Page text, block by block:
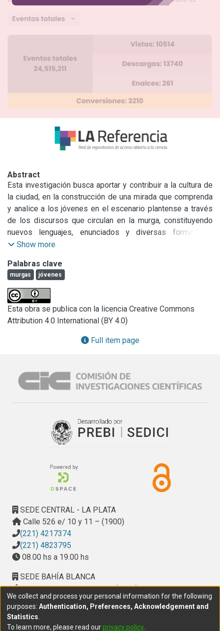
Abstract
Esta investigación busca aportar y contribuir a la cultura de
la ciudad, en la construcción de una mirada que comprenda
y analice a los jóvenes en el escenario plantense a través
de los discursos que circulan en la murga, constituyendo
nuevos lenguajes, enunciados y diversas formas de
entender el mundo.
Show more
Palabras clave
murgas jóvenes
Esta obra se publica con la licencia Creative Commons
Attribution 4.0 International (BY 4.0)
Full item page
SEDE CENTRAL - LA PLATA
Calle 526 e/ 10 y 11 – (1900)
(221) 4217374
(221) 4823795
08.00 hs a 19.00 hs
SEDE BAHÍA BLANCA
Calle Ciudad de Cali 320 – (8000). Universidad
Provincial del Sudoeste (UPSO)
(291) 459 2550, interno 147
10.00 h a 14.00 h
We collect and process your personal information for the following
purposes: Authentication, Preferences, Acknowledgement and
Statistics
To learn more, please read ourprivacy policy.